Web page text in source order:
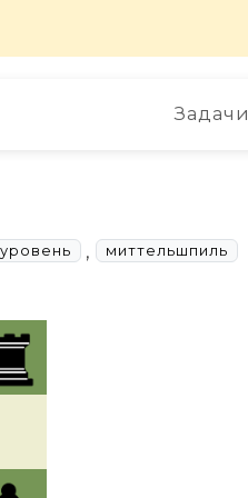
Задачи
, миттельшпиль